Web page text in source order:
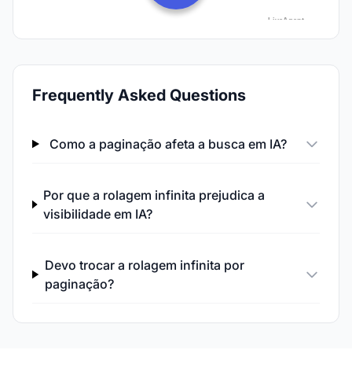
Frequently Asked Questions
Como a paginação afeta a busca em IA?
Por que a rolagem infinita prejudica a
visibilidade em IA?
Devo trocar a rolagem infinita por
paginação?